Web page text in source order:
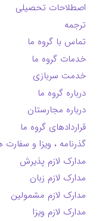
اصطلاحات تحصیلی
ترجمه
تماس با گروه ما
خدمات گروه ما
خدمت سربازی
درباره گروه ما
درباره مجارستان
قراردادهای گروه ما
گذرنامه ، ویزا و سفارت
مدارک لازم پذیرش
مدارک لازم زبان
مدارک لازم مشمولین
مدارک لازم ویزا